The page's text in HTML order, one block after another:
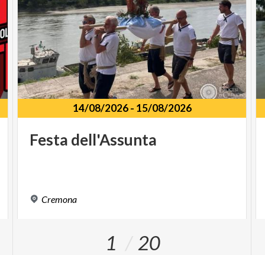
14/08/2026- 15/08/2026
Festa dell'Assunta
Cremona
1 20